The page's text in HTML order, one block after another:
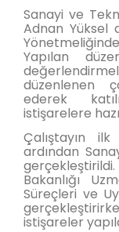
Sanayi ve
Adnan Yüksel
Yapılan
düzenlenen
ederek
istişarelere
Çalıştayın ilk
ardından
Bakanlığı
Süreçleri ve
istişareler